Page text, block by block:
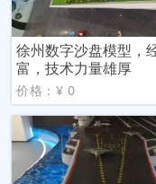
徐州数字沙盘模型，
富，技术力量雄厚
价格：¥ 0